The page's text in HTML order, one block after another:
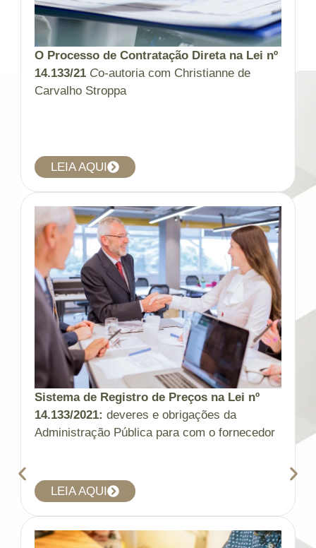
O Processo de Contratação Direta na Lei nº
14.133/21 Co-autoria com Christianne de
Carvalho Stroppa
LEIA AQUI
Sistema de Registro de Preços na Lei nº
14.133/2021: deveres e obrigações da
Administração Pública para com o fornecedor
LEIA AQUI